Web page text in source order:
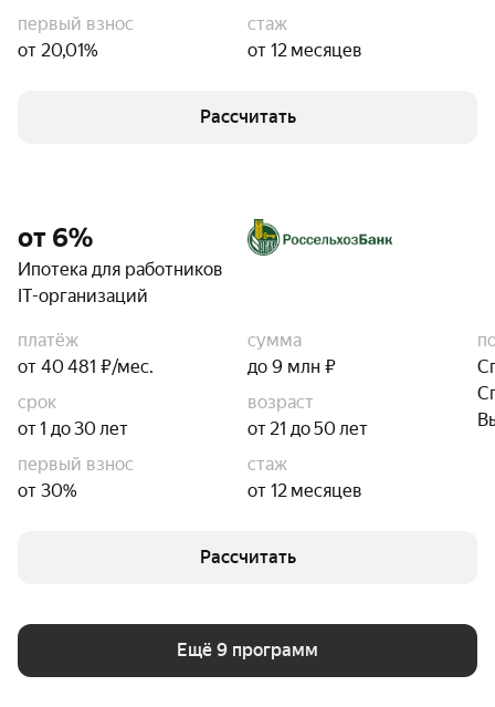
первый взнос
от 20,01%
стаж
от 12 месяцев
Рассчитать
от 6%
Ипотека для работников
IT-организаций
платёж
от 40 481 ₽/мес.
сумма
до 9 млн ₽
срок
от 1 до 30 лет
возраст
от 21 до 50 лет
первый взнос
от 30%
стаж
от 12 месяцев
Рассчитать
Ещё 9 программ